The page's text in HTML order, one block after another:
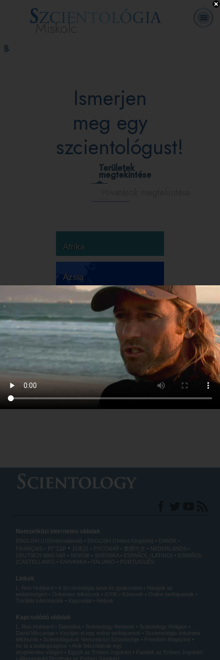
Miskolc
Hubbard
Ismerjen
meg egy
szcientológust!
Területek
megtekintése
Afrika
Ázsia
Ausztrália
Európa
Dél-Amerika
Észak-Amerika
Nemzetközi internetes oldalak
ENGLISH (US/International) ENGLISH (United Kingdom)
DANSK
FRANÇAIS
עברית 日本語 РУССКИЙ 繁體中文
NEDERLANDS
DEUTSCH MAGYAR NORSK SVENSKA ESPAÑOL (LATINO)
ESPAÑOL
(CASTELLANO)
ΕΛΛΗΝΙΚA ITALIANO PORTUGUÊS
Linkek
L. Ron Hubbard A Szcientológia tanai és gyakorlatai
Hangok az
emberiségért
Önkéntes lelkészek GYIK Könyvek
Online tanfolyamok
További információk
Kapcsolat Helyek
Kapcsolódó oldalak
L. Ron Hubbard Dianetika Scientology Network
Scientology Religion
David Miscavige
Kezdjen el egy online tanfolyamot!
Szcientológia önkéntes
lelkészek
Scientológusok Nemzetközi Szövetsége
Freedom Magazine
Az út a boldogsághoz
Akik felszólalnak egy
drogmentes világért
Együtt az Emberi Jogokért
Fiatalok az Emberi Jogokért
Állampolgári Bizottság az Emberi Jogokért